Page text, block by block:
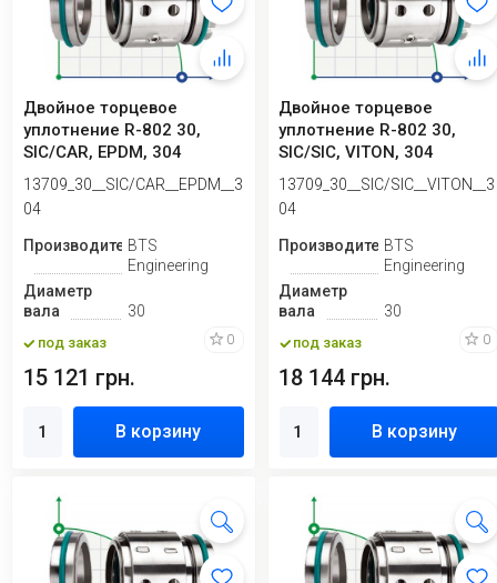
Двойное торцевое
уплотнение R-802 30,
SIC/CAR, EPDM, 304
13709_30__SIC/CAR__EPDM__3
04
ПроизводительBTS
Engineering
Диаметр
вала
30
под заказ 0
15 121 грн.
В корзину
Двойное торцевое
уплотнение R-802 30,
SIC/SIC, VITON, 304
13709_30__SIC/SIC__VITON__3
04
ПроизводительBTS
Engineering
Диаметр
вала
30
под заказ 0
18 144 грн.
В корзину